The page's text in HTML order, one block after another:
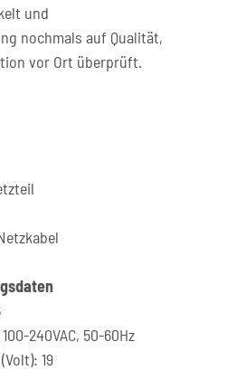
und
nochmals auf Qualität,
vor Ort überprüft.
240VAC, 50-60Hz
19